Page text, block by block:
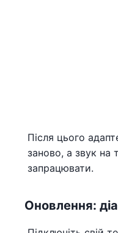
Після цього
заново, а звук на
запрацювати.
Оновлення: